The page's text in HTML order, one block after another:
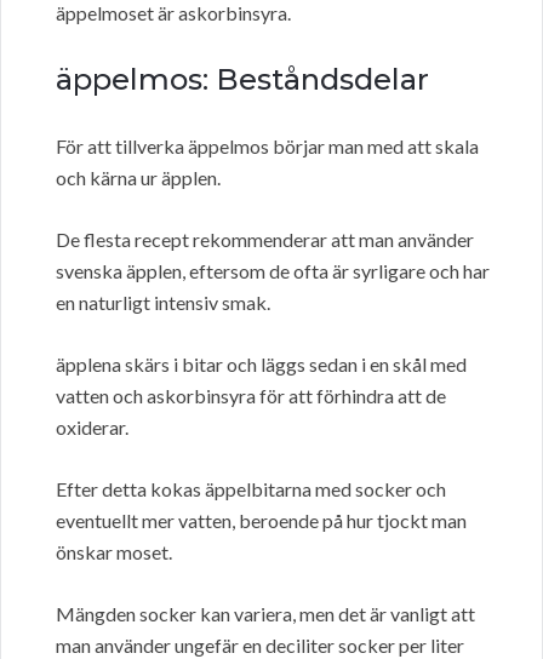
äppelmoset är askorbinsyra.
äppelmos: Beståndsdelar
För att tillverka äppelmos börjar man med att skala
och kärna ur äpplen.
De flesta recept rekommenderar att man använder
svenska äpplen, eftersom de ofta är syrligare och har
en naturligt intensiv smak.
äpplena skärs i bitar och läggs sedan i en skål med
vatten och askorbinsyra för att förhindra att de
oxiderar.
Efter detta kokas äppelbitarna med socker och
eventuellt mer vatten, beroende på hur tjockt man
önskar moset.
Mängden socker kan variera, men det är vanligt att
man använder ungefär en deciliter socker per liter